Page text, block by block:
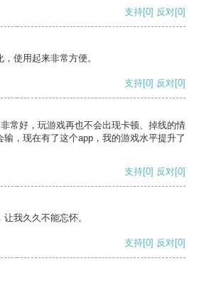
支持[0] 反对[0]
使用起来非常方便。
支持[0] 反对[0]
常好，玩游戏再也不会出现卡顿、掉线的情
，现在有了这个app，我的游戏水平提升了
支持[0] 反对[0]
我久久不能忘怀。
支持[0] 反对[0]